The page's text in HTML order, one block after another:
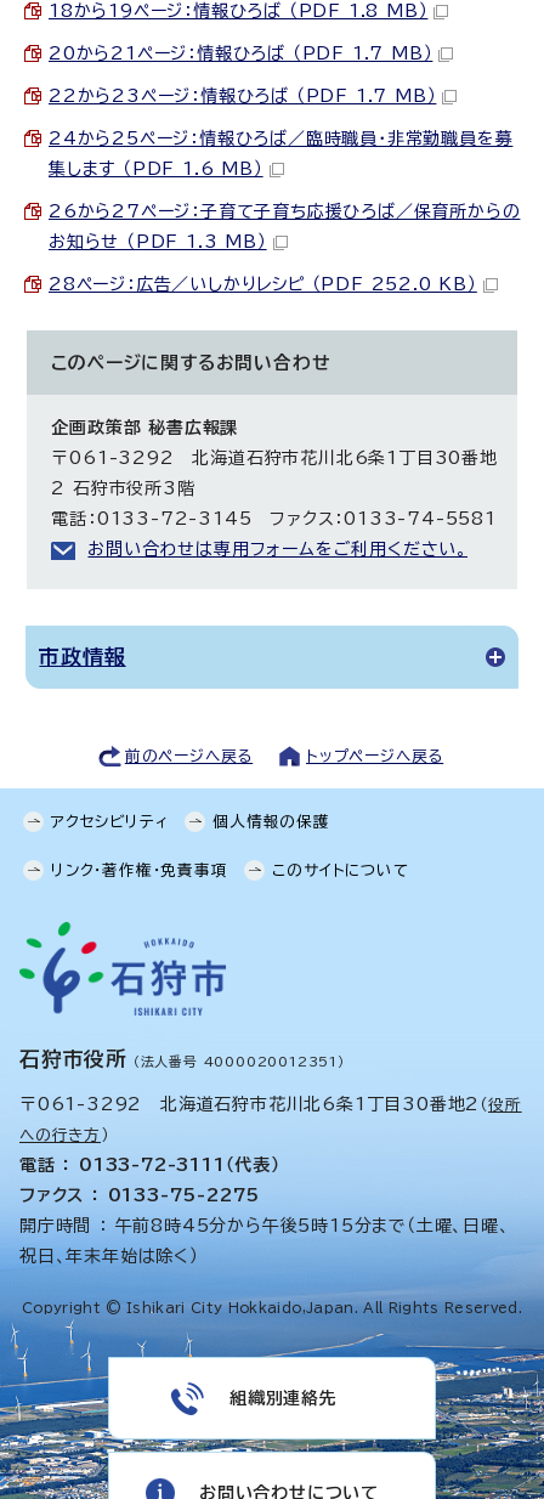
18から19ページ：情報ひろば （PDF 1.8 MB）
20から21ページ：情報ひろば （PDF 1.7 MB）
22から23ページ：情報ひろば （PDF 1.7 MB）
24から25ページ：情報ひろば／臨時職員・非常勤職員を募
集します （PDF 1.6 MB）
26から27ページ：子育て子育ち応援ひろば／保育所からの
お知らせ （PDF 1.3 MB）
28ページ：広告／いしかりレシピ （PDF 252.0 KB）
このページに関する お問い合わせ
企画政策部 秘書広報課
〒061-3292 北海道石狩市花川北6条1丁目30番地
2 石狩市役所3階
電話：0133-72-3145 ファクス：0133-74-5581
お問い合わせは専用フォームをご利用ください。
市政情報
前のページへ戻る トップページへ戻る
アクセシビリティ 個人情報の保護
リンク・著作権・免責事項 このサイトについて
石狩市役所 （法人番号 4000020012351）
〒061-3292 北海道石狩市花川北6条1丁目30番地2 （役所
への行き方 ）
電話 ： 0133-72-3111（代表）
ファクス ： 0133-75-2275
開庁時間 ： 午前8時45分から午後5時15分まで（土曜、日曜、
祝日、年末年始は除く）
Copyright © Ishikari City Hokkaido,Japan. All Rights Reserved.
組織別連絡先
お問い合わせについて